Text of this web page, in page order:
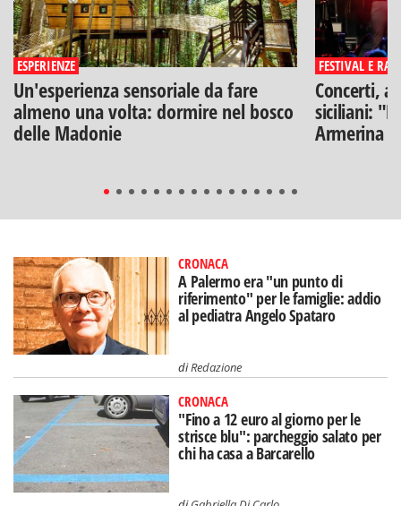
ESPERIENZE
Un'esperienza sensoriale da fare
almeno una volta: dormire nel bosco
delle Madonie
FESTIVAL E
Concerti,
siciliani:
Armerina
CRONACA
A Palermo era "un punto di
riferimento" per le famiglie: addio
al pediatra Angelo Spataro
diRedazione
CRONACA
"Fino a 12 euro al giorno per le
strisce blu": parcheggio salato per
chi ha casa a Barcarello